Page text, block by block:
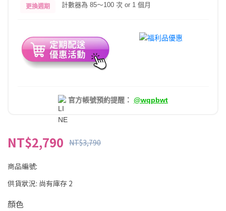
更換週期 計數器為 85～100 次 or 1 個月
官方帳號預約提醒： @wqpbwt
NT$2,790 NT$3,790
商品編號:
供貨狀況: 尚有庫存 2
顏色